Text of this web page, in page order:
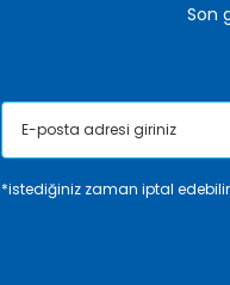
Son
*istediğiniz zaman iptal